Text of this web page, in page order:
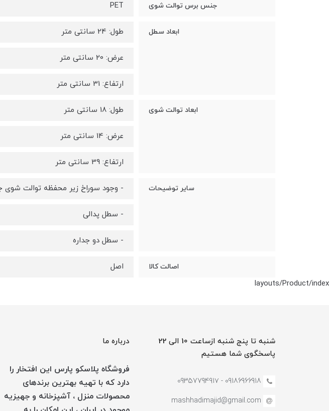
جنس برس توالت شوی PET
ابعاد سطل طول: 24 سانتی متر
عرض: 20 سانتی متر
ارتفاع: 31 سانتی متر
ابعاد توالت شوی طول: 18 سانتی متر
عرض: 14 سانتی متر
ارتفاع: 39 سانتی متر
سایر توضیحات - وجود سوراخ زیر محفظه توالت
- سطل پدالی
- سطل دو جداره
اصالت کالا
اصل
layouts/Product/index
شنبه تا پنج شنبه ازساعت 10 الی 22
پاسخگوی شما هستیم
09186966918 - 0935779491۷
mashhadimajid@gmail.com
درباره ما
فروشگاه پلاسکو پارس این افتخار را
دارد که با تهیه بهترین برندهای
محصولات منزل ، آشپزخانه و جهیزیه